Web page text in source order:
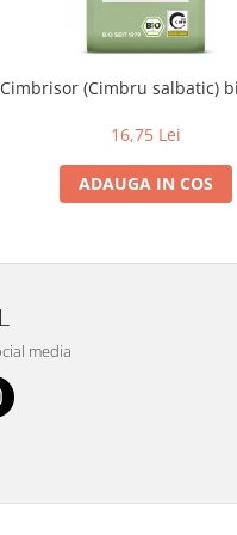
Cimbrisor (Cimbru salbatic)
16,75 Lei
ADAUGA IN COS
media